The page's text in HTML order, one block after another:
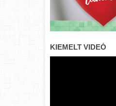
KIEMELT VIDEÓ